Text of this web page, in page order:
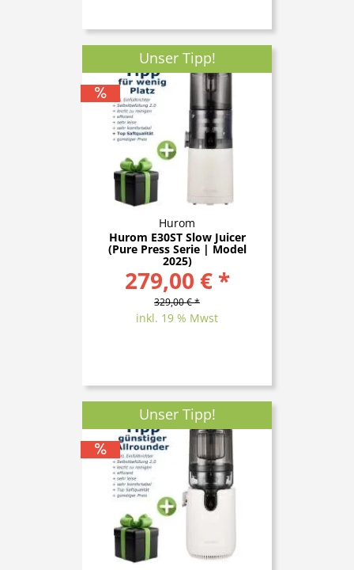
Unser Tipp!
Hurom
Hurom E30ST Slow Juicer
(Pure Press Serie | Model
2025)
279,00 € *
329,00 € *
inkl. 19 % Mwst
Unser Tipp!